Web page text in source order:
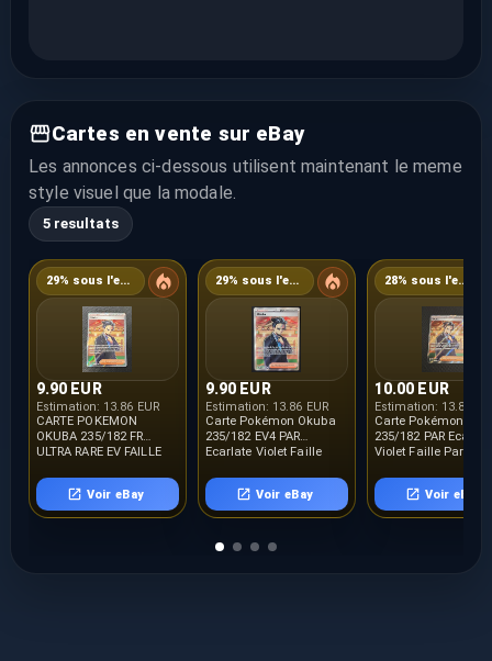
Cartes en vente sur eBay
Les annonces ci-dessous utilisent maintenant le meme
style visuel que la modale.
5 resultats
29% sous l'estimation
9.90 EUR
Estimation: 13.86 EUR
CARTE POKEMON
OKUBA 235/182 FR
ULTRA RARE EV FAILLE
Voir eBay
29% sous l'estimation
9.90 EUR
Estimation: 13.86 EUR
Carte Pokémon Okuba
235/182 EV4 PAR
Ecarlate Violet Faille
Voir eBay
28% sous l'estimation
10.00 EUR
Estimation: 13.86
Carte Pokémon
235/182 PAR
Violet Faille
Voir eBay